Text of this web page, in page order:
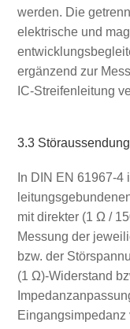
werden. Die
elektrische und
ergänzend zur
IC‑Streifenleitung
3.3 Störaussendung
In DIN EN
mit direkter (1 Ω /
Messung der
bzw. der
(1 Ω)‑Widerstand